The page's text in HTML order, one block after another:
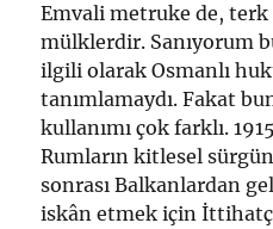
Emvali metruke de,
mülklerdir. Sanıyorum
ilgili olarak Osmanlı
tanımlamaydı. Fakat
kullanımı çok farklı.
Rumların kitlesel
sonrası Balkanlardan
iskân etmek için